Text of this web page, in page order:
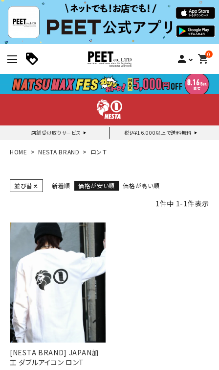
person 0
shopping_cart
店舗受け取りサービス 税込¥16,000以上で送料無料
新規会員登録｜ログイン
ご利用ガイド
ブランドメニュー
新商品
カテゴリー
スタイリング
ニュース・特集
ランキング
HOME NESTA BRAND ロンＴ
並び替え 新着順 価格が安い順 価格が高い順
1件中 1-1件表示
[NESTA BRAND] JAPAN加
工 ダブルアイコン ロンT